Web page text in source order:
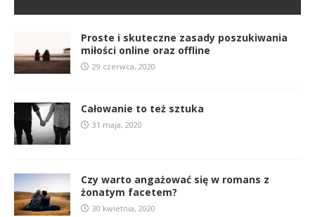
Proste i skuteczne zasady poszukiwania
miłości online oraz offline
29 czerwca, 2020
Całowanie to też sztuka
31 maja, 2020
Czy warto angażować się w romans z
żonatym facetem?
30 kwietnia, 2020